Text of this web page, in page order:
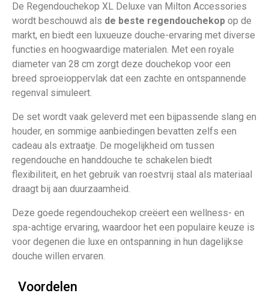
De Regendouchekop XL Deluxe van Milton Accessories
wordt beschouwd als de beste regendouchekop op de
markt, en biedt een luxueuze douche-ervaring met diverse
functies en hoogwaardige materialen. Met een royale
diameter van 28 cm zorgt deze douchekop voor een
breed sproeioppervlak dat een zachte en ontspannende
regenval simuleert.
De set wordt vaak geleverd met een bijpassende slang en
houder, en sommige aanbiedingen bevatten zelfs een
cadeau als extraatje. De mogelijkheid om tussen
regendouche en handdouche te schakelen biedt
flexibiliteit, en het gebruik van roestvrij staal als materiaal
draagt bij aan duurzaamheid.
Deze goede regendouchekop creëert een wellness- en
spa-achtige ervaring, waardoor het een populaire keuze is
voor degenen die luxe en ontspanning in hun dagelijkse
douche willen ervaren.
Voordelen